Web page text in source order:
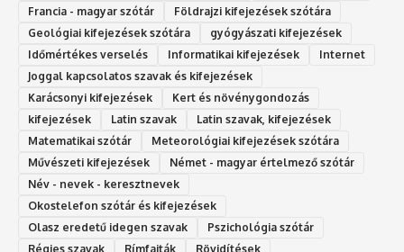
Francia - magyar szótár
Földrajzi kifejezések szótára
Geológiai kifejezések szótára
gyógyászati kifejezések
Időmértékes verselés
Informatikai kifejezések
Internet
Joggal kapcsolatos szavak és kifejezések
Karácsonyi kifejezések
Kert és növénygondozás
kifejezések
Latin szavak
Latin szavak, kifejezések
Matematikai szótár
Meteorológiai kifejezések szótára
Művészeti kifejezések
Német - magyar értelmező szótár
Név - nevek - keresztnevek
Okostelefon szótár és kifejezések
Olasz eredetű idegen szavak
Ps‮gólohciz‬ia s‮átóz‬r
Régies szavak
Rímfajták Rövidítések